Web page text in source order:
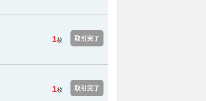
1枚 取引完了
1枚 取引完了